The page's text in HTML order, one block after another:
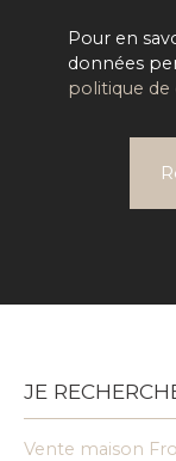
Pour en
données
politique
JE
Vente maison